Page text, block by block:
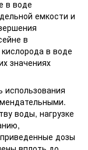
в воде
емкости и
в
в воде
значениях
использования
воды, нагрузке
дозы